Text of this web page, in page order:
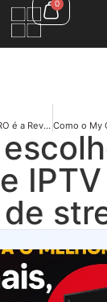
0
Por que o SMS SENDER PRO é a Revolução no Envio de SMS?